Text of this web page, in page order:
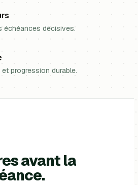
échéances décisives.
progression durable.
avant la